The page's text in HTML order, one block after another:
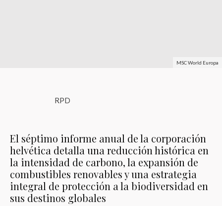
MSC World Europa
RPD
El séptimo informe anual de la corporación
helvética detalla una reducción histórica en
la intensidad de carbono, la expansión de
combustibles renovables y una estrategia
integral de protección a la biodiversidad en
sus destinos globales